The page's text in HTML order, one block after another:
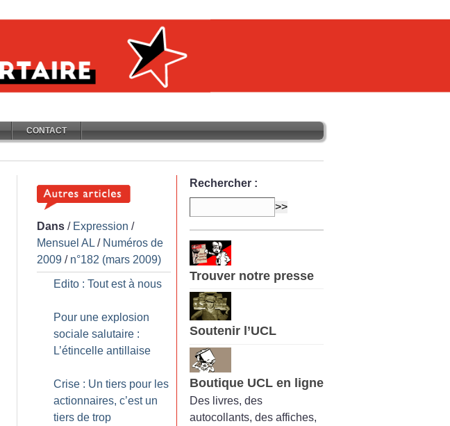
CONTACT
Dans / Expression /
Mensuel AL / Numéros de
2009 / n°182 (mars 2009)
Edito : Tout est à nous
Pour une explosion
sociale salutaire :
L’étincelle antillaise
Crise : Un tiers pour les
actionnaires, c’est un
tiers de trop
Rechercher :
Trouver notre presse
Soutenir l’UCL
Boutique UCL en ligne
Des livres, des
autocollants, des affiches,